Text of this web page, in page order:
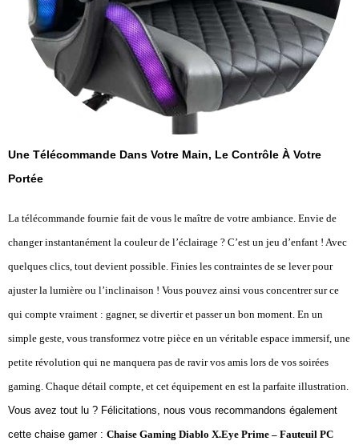
Une Télécommande Dans Votre Main, Le Contrôle À Votre
Portée
La télécommande fournie fait de vous le maître de votre ambiance. Envie de
changer instantanément la couleur de l’éclairage ? C’est un jeu d’enfant ! Avec
quelques clics, tout devient possible. Finies les contraintes de se lever pour
ajuster la lumière ou l’inclinaison ! Vous pouvez ainsi vous concentrer sur ce
qui compte vraiment : gagner, se divertir et passer un bon moment. En un
simple geste, vous transformez votre pièce en un véritable espace immersif, une
petite révolution qui ne manquera pas de ravir vos amis lors de vos soirées
gaming. Chaque détail compte, et cet équipement en est la parfaite illustration.
Vous avez tout lu ? Félicitations, nous vous recommandons également
cette chaise gamer : Chaise Gaming Diablo X.Eye Prime – Fauteuil PC